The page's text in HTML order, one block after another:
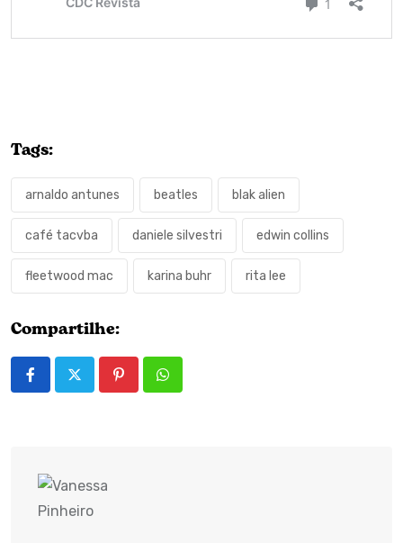
Tags:
arnaldo antunes beatles blak alien
café tacvba daniele silvestri edwin collins
fleetwood mac karina buhr rita lee
Compartilhe:
PinterestWhatsapp